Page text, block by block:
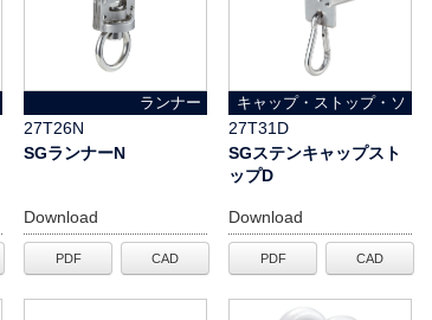
ランナー
27T26N
SGランナーN
Download
PDF CAD
キャップ・ストップ・ソ
27T31D
SGステンキャップスト
ップD
Download
PDF CAD